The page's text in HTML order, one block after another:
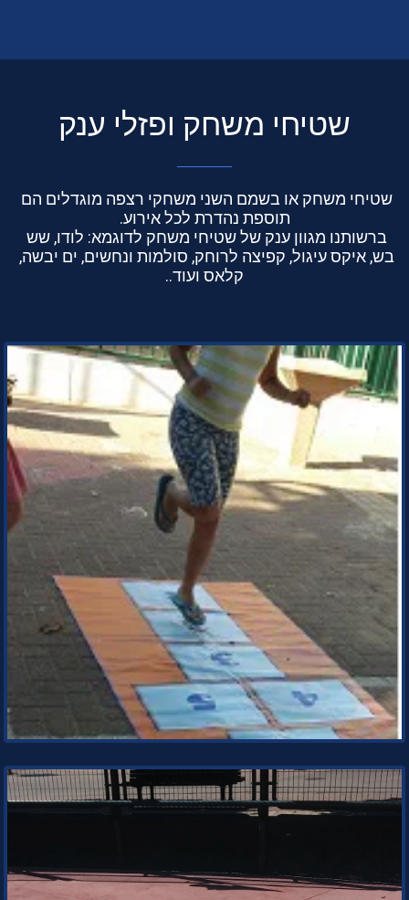
שטיחי משחק ופזלי ענק
שטיחי משחק או בשמם השני משחקי רצפה מוגדלים הם
ברשותנו מגוון ענק של שטיחי משחק לדוגמא: לודו, שש
בש, איקס עיגול, קפיצה לרוחק, סולמות ונחשים, ים יבשה,
קלאס ועוד..